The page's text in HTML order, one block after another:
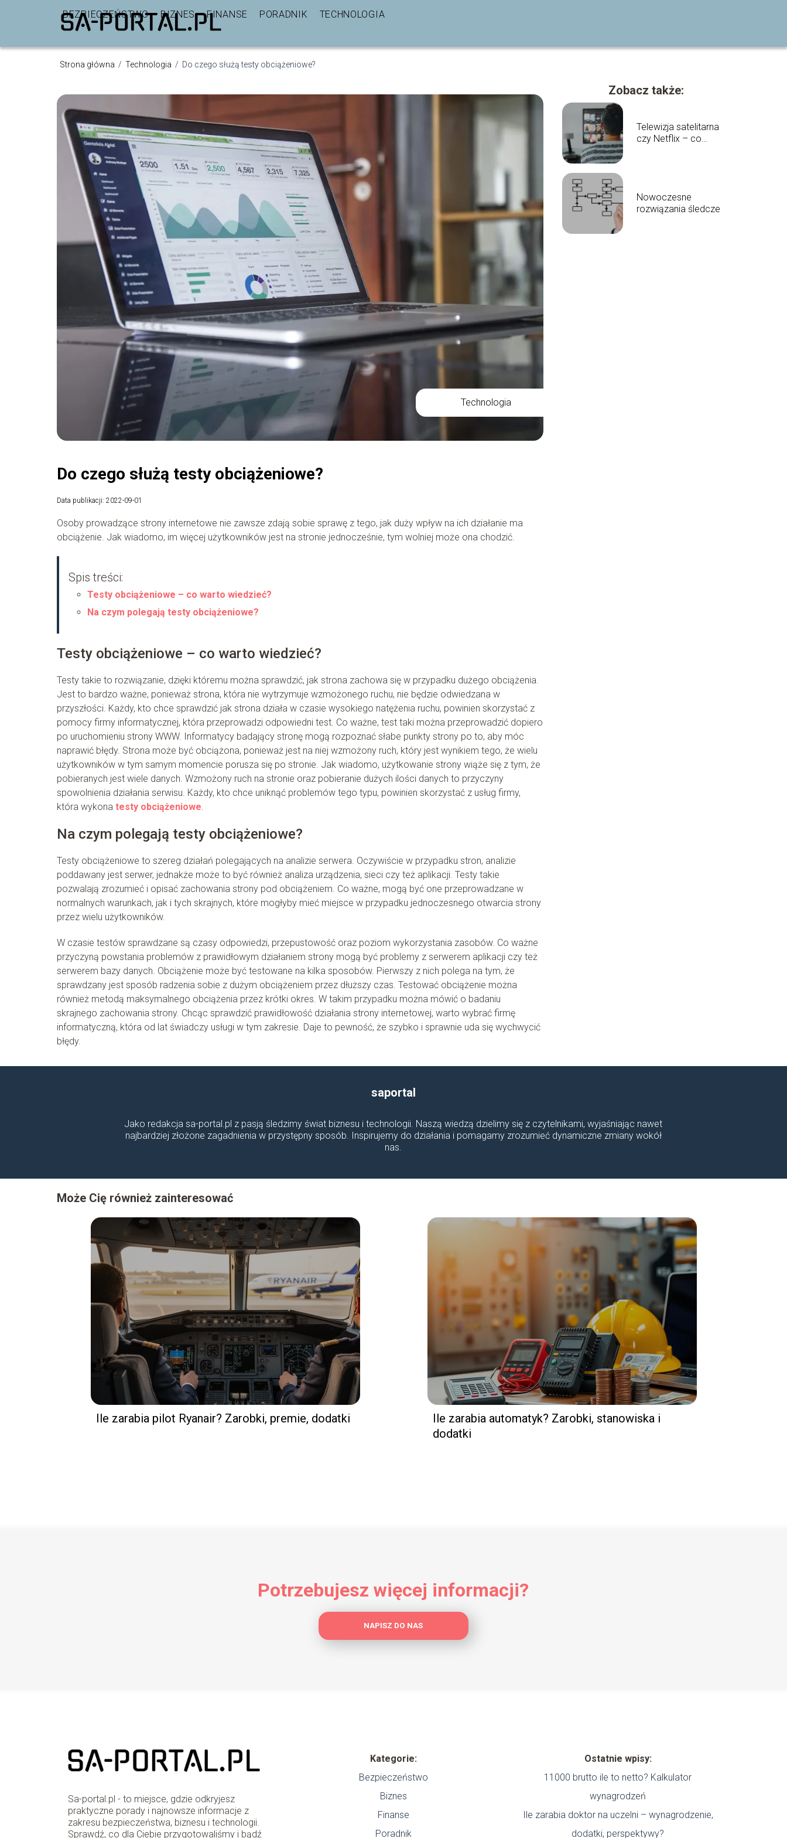
BEZPIECZEŃSTWO BIZNES FINANSE PORADNIK TECHNOLOGIA
Strona główna / Technologia / Do czego służą testy obciążeniowe?
Technologia
Do czego służą testy obciążeniowe?
Data publikacji: 2022-09-01
Osoby prowadzące strony internetowe nie zawsze zdają sobie sprawę z tego, jak duży wpływ na ich działanie ma
obciążenie. Jak wiadomo, im więcej użytkowników jest na stronie jednocześnie, tym wolniej może ona chodzić.
Spis treści:
Testy obciążeniowe – co warto wiedzieć?
Na czym polegają testy obciążeniowe?
Testy obciążeniowe – co warto wiedzieć?
Testy takie to rozwiązanie, dzięki któremu można sprawdzić, jak strona zachowa się w przypadku dużego obciążenia.
Jest to bardzo ważne, ponieważ strona, która nie wytrzymuje wzmożonego ruchu, nie będzie odwiedzana w
przyszłości. Każdy, kto chce sprawdzić jak strona działa w czasie wysokiego natężenia ruchu, powinien skorzystać z
pomocy firmy informatycznej, która przeprowadzi odpowiedni test. Co ważne, test taki można przeprowadzić dopiero
po uruchomieniu strony WWW. Informatycy badający stronę mogą rozpoznać słabe punkty strony po to, aby móc
naprawić błędy. Strona może być obciążona, ponieważ jest na niej wzmożony ruch, który jest wynikiem tego, że wielu
użytkowników w tym samym momencie porusza się po stronie. Jak wiadomo, użytkowanie strony wiąże się z tym, że
pobieranych jest wiele danych. Wzmożony ruch na stronie oraz pobieranie dużych ilości danych to przyczyny
spowolnienia działania serwisu. Każdy, kto chce uniknąć problemów tego typu, powinien skorzystać z usług firmy,
która wykona testy obciążeniowe.
Na czym polegają testy obciążeniowe?
Testy obciążeniowe to szereg działań polegających na analizie serwera. Oczywiście w przypadku stron, analizie
poddawany jest serwer, jednakże może to być również analiza urządzenia, sieci czy też aplikacji. Testy takie
pozwalają zrozumieć i opisać zachowania strony pod obciążeniem. Co ważne, mogą być one przeprowadzane w
normalnych warunkach, jak i tych skrajnych, które mogłyby mieć miejsce w przypadku jednoczesnego otwarcia strony
przez wielu użytkowników.
W czasie testów sprawdzane są czasy odpowiedzi, przepustowość oraz poziom wykorzystania zasobów. Co ważne
przyczyną powstania problemów z prawidłowym działaniem strony mogą być problemy z serwerem aplikacji czy też
serwerem bazy danych. Obciążenie może być testowane na kilka sposobów. Pierwszy z nich polega na tym, że
sprawdzany jest sposób radzenia sobie z dużym obciążeniem przez dłuższy czas. Testować obciążenie można
również metodą maksymalnego obciążenia przez krótki okres. W takim przypadku można mówić o badaniu
skrajnego zachowania strony. Chcąc sprawdzić prawidłowość działania strony internetowej, warto wybrać firmę
informatyczną, która od lat świadczy usługi w tym zakresie. Daje to pewność, że szybko i sprawnie uda się wychwycić
błędy.
Zobacz także:
Telewizja satelitarna
czy Netflix – co
Nowoczesne
rozwiązania śledcze
saportal
Jako redakcja sa-portal.pl z pasją śledzimy świat biznesu i technologii. Naszą wiedzą dzielimy się z czytelnikami, wyjaśniając nawet
najbardziej złożone zagadnienia w przystępny sposób. Inspirujemy do działania i pomagamy zrozumieć dynamiczne zmiany wokół
nas.
Może Cię również zainteresować
Ile zarabia pilot Ryanair? Zarobki, premie, dodatki
Ile zarabia automatyk? Zarobki, stanowiska i
dodatki
Potrzebujesz więcej informacji?
NAPISZ DO NAS
Sa-portal.pl - to miejsce, gdzie odkryjesz
praktyczne porady i najnowsze informacje z
zakresu bezpieczeństwa, biznesu i technologii.
Sprawdź, co dla Ciebie przygotowaliśmy i bądź
Kategorie:
Bezpieczeństwo
Biznes
Finanse
Poradnik
Ostatnie wpisy:
11000 brutto ile to netto? Kalkulator
wynagrodzeń
Ile zarabia doktor na uczelni – wynagrodzenie,
dodatki, perspektywy?